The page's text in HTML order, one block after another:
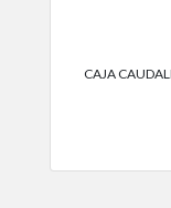
CAJA